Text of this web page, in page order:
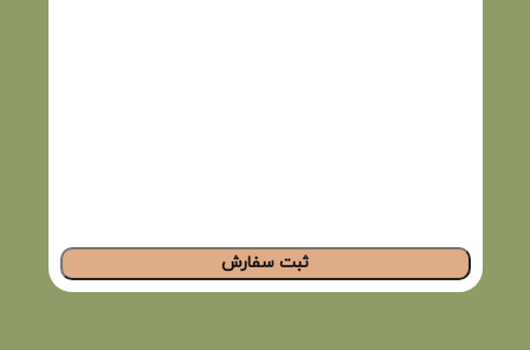
ثبت سفارش